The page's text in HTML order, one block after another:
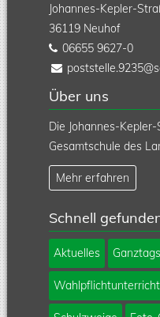
Johannes-Kepler-
36119 Neuhof
06655 9627-0
Über uns
Die Johannes-
Gesamtschule des
Mehr erfahren
Schnell
Navigation
überspringen
Aktuelles
Wahlpflichtunterricht